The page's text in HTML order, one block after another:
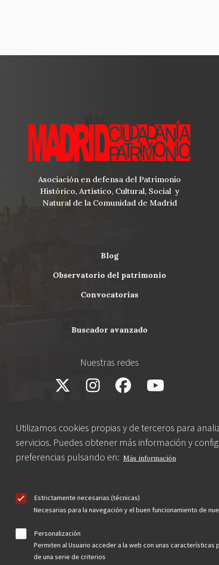
Utilizamos cookies propias y de terceros para
servicios. Puedes obtener más información y
preferencias pulsando en: Más información
Estrictamente necesarias (técnicas)
Necesarias para la navegación y el buen funcionamiento de
Personalización
Permiten al Usuario acceder a la web con unas características
de una serie de criterios
Asociación en defensa del Patrimonio
Histórico, Artístico, Cultural, Social y
Natural de la Comunidad de Madrid
Menu
blog
observatorio del patrimonio
convocatorias
buscador avanzado
Nuestras redes
Contacta